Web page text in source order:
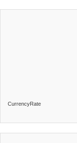
CurrencyRate